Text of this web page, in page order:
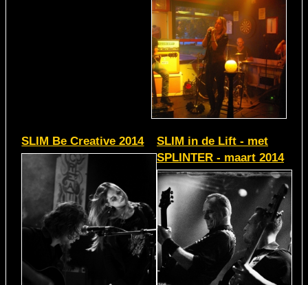
SLIM Be Creative 2014
SLIM in de Lift - met
SPLINTER - maart 2014